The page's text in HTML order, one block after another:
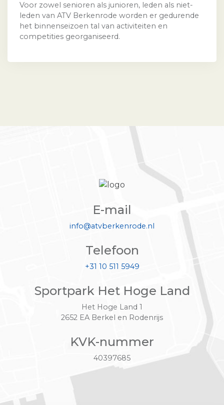
Voor zowel senioren als junioren, leden als niet-
leden van ATV Berkenrode worden er gedurende
het binnenseizoen tal van activiteiten en
competities georganiseerd.
E-mail
info@atvberkenrode.nl
Telefoon
+31 10 511 5949
Sportpark Het Hoge Land
Het Hoge Land 1
2652 EA Berkel en Rodenrijs
KVK-nummer
40397685